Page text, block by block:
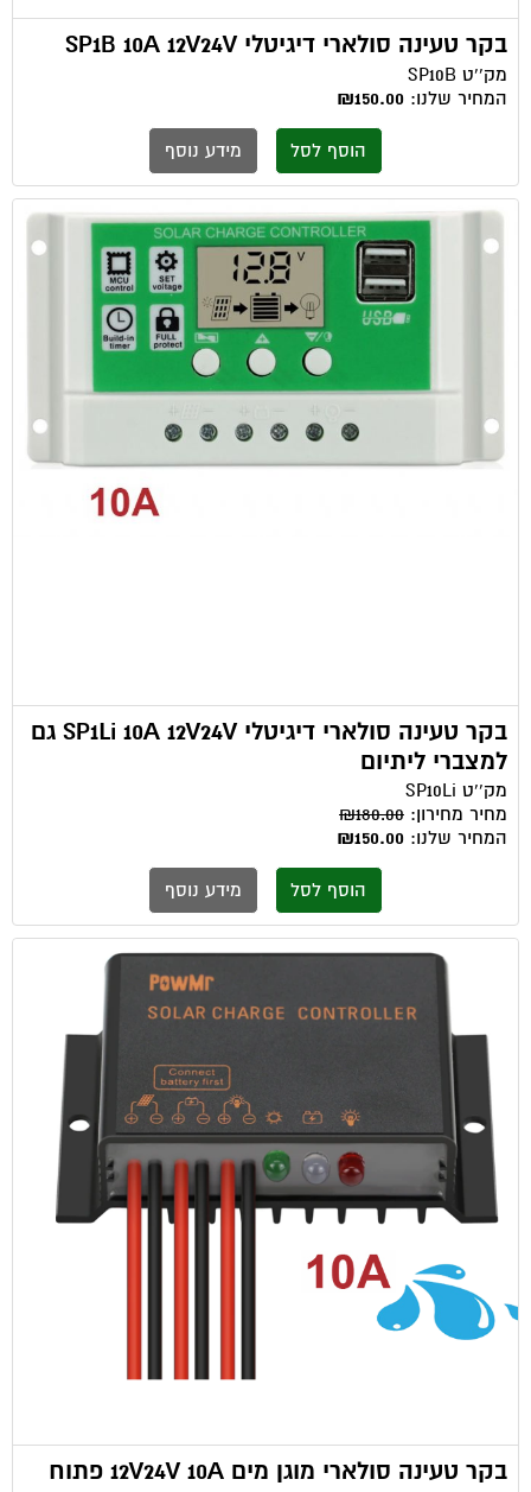
בקר טעינה סולארי דיגיטלי SP1B 10A 12V24V
מק''ט SP10B
המחיר שלנו: ₪150.00
הוסף לסל מידע נוסף
בקר טעינה סולארי דיגיטלי SP1Li 10A 12V24V גם
למצברי ליתיום
מק''ט SP10Li
מחיר מחירון: ₪180.00
המחיר שלנו: ₪150.00
הוסף לסל מידע נוסף
בקר טעינה סולארי מוגן מים 12V24V 10A פתוח